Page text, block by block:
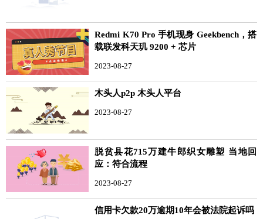
Redmi K70 Pro 手机现身 Geekbench，搭
载联发科天玑 9200 + 芯片
2023-08-27
木头人p2p 木头人平台
2023-08-27
脱贫县花715万建牛郎织女雕塑 当地回
应：符合流程
2023-08-27
信用卡欠款20万逾期10年会被法院起诉吗